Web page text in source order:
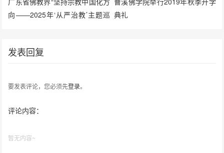
向——2025年‘从严治教’主题巡 典礼
发表回复
要发表评论，您必须先登录。
评论内容：
暂无内容~